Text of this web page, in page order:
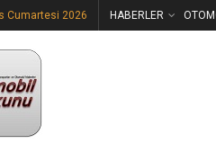
Cumartesi 2026 HABERLER